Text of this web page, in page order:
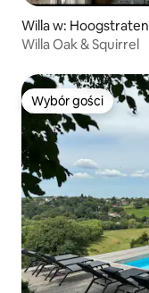
Willa w: Hoogstraten
Willa Oak & Squirrel
Wybór gości
Wybór gości